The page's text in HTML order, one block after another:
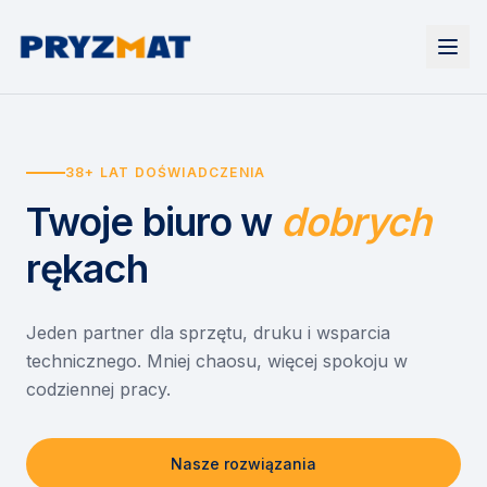
Urządzenia
Drukarki i urządzenia wielofunkcyjne
Etykiety i identyfikacja
Skanery i obieg dokumentów
Monitory interaktywne
Niszczarki dokumentów
Wynajem drukarek
Wynajem urządzeń biurowych
Asystent druku
EZD RP
Misja szkoła
Serwis
O nas
Kontakt
38+ LAT DOŚWIADCZENIA
Twoje biuro w dobrych
rękach
Jeden partner dla sprzętu, druku i wsparcia
technicznego. Mniej chaosu, więcej spokoju w
codziennej pracy.
Nasze rozwiązania